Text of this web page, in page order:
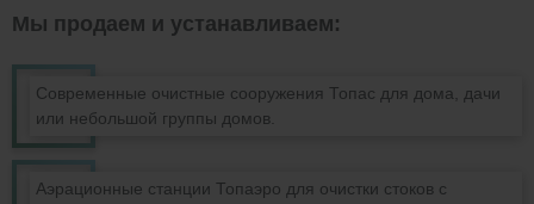
Мы продаем и устанавливаем:
Современные очистные сооружения Топас для дома, дачи
или небольшой группы домов.
Аэрационные станции Топаэро для очистки стоков с